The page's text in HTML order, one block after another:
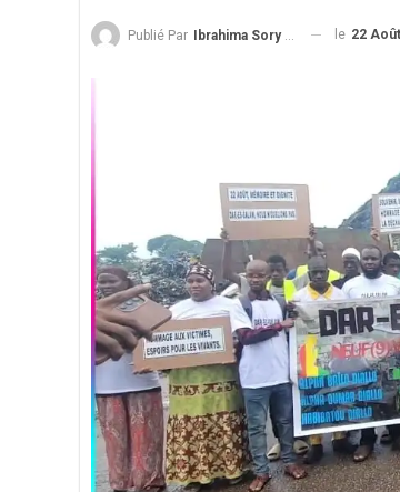
Publié Par Ibrahima Sory Diallo le 22